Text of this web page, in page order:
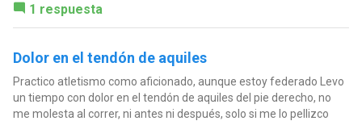
1 respuesta
Dolor en el tendón de aquiles
Practico atletismo como aficionado, aunque estoy federado Levo
un tiempo con dolor en el tendón de aquiles del pie derecho, no
me molesta al correr, ni antes ni después, solo si me lo pellizco